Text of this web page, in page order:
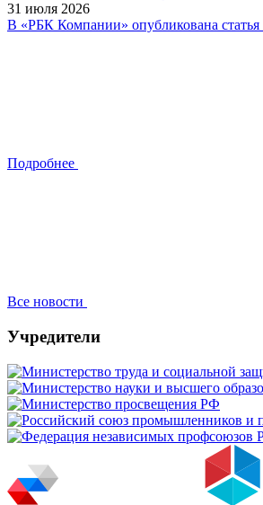
31 июля 2026
В «РБК Компании» опубликована
Подробнее
Все новости
Учредители